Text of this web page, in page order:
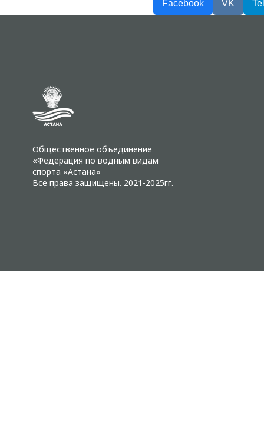
Facebook VK
Общественное объединение
«Федерация по водным видам
спорта «Астана»
Все права защищены. 2021-2025гг.